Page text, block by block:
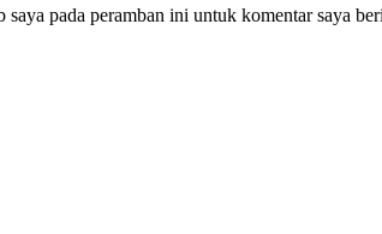
saya pada peramban ini untuk komentar saya